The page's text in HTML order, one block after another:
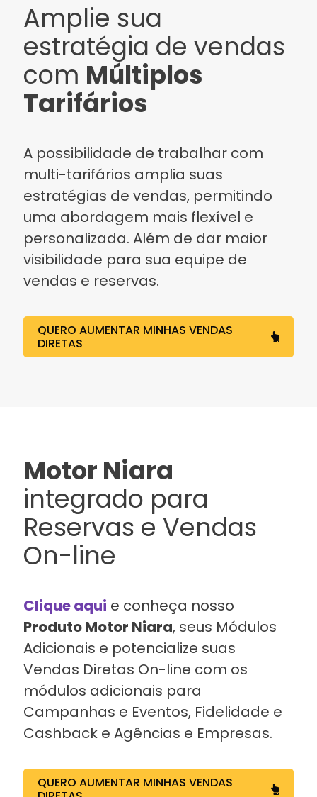
Amplie sua
estratégia de vendas
com Múltiplos
Tarifários
A possibilidade de trabalhar com
multi-tarifários amplia suas
estratégias de vendas, permitindo
uma abordagem mais flexível e
personalizada. Além de dar maior
visibilidade para sua equipe de
vendas e reservas.
QUERO AUMENTAR MINHAS VENDAS
DIRETAS
Motor Niara
integrado para
Reservas e Vendas
On-line
Clique aqui e conheça nosso
Produto Motor Niara, seus Módulos
Adicionais e potencialize suas
Vendas Diretas On-line com os
módulos adicionais para
Campanhas e Eventos, Fidelidade e
Cashback e Agências e Empresas.
QUERO AUMENTAR MINHAS VENDAS